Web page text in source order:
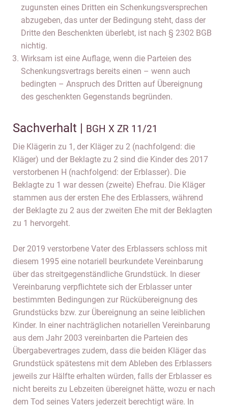
zugunsten eines Dritten ein Schenkungsversprechen
abzugeben, das unter der Bedingung steht, dass der
Dritte den Beschenkten überlebt, ist nach § 2302 BGB
nichtig.
Wirksam ist eine Auflage, wenn die Parteien des
Schenkungsvertrags bereits einen – wenn auch
bedingten – Anspruch des Dritten auf Übereignung
des geschenkten Gegenstands begründen.
Sachverhalt | BGH X ZR 11/21
Die Klägerin zu 1, der Kläger zu 2 (nachfolgend: die
Kläger) und der Beklagte zu 2 sind die Kinder des 2017
verstorbenen H (nachfolgend: der Erblasser). Die
Beklagte zu 1 war dessen (zweite) Ehefrau. Die Kläger
stammen aus der ersten Ehe des Erblassers, während
der Beklagte zu 2 aus der zweiten Ehe mit der Beklagten
zu 1 hervorgeht.
Der 2019 verstorbene Vater des Erblassers schloss mit
diesem 1995 eine notariell beurkundete Vereinbarung
über das streitgegenständliche Grundstück. In dieser
Vereinbarung verpflichtete sich der Erblasser unter
bestimmten Bedingungen zur Rückübereignung des
Grundstücks bzw. zur Übereignung an seine leiblichen
Kinder. In einer nachträglichen notariellen Vereinbarung
aus dem Jahr 2003 vereinbarten die Parteien des
Übergabevertrages zudem, dass die beiden Kläger das
Grundstück spätestens mit dem Ableben des Erblassers
jeweils zur Hälfte erhalten würden, falls der Erblasser es
nicht bereits zu Lebzeiten übereignet hätte, wozu er nach
dem Tod seines Vaters jederzeit berechtigt wäre. In